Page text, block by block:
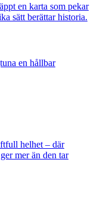
en karta som pekar
sätt berättar historia.
helhet – där
mer än den tar